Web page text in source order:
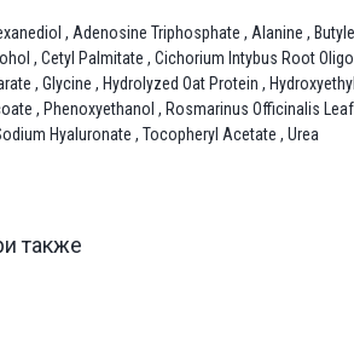
, Adenosine Triphosphate , Alanine ,
, Cetyl Palmitate , Cichorium Intybus Root
, Glycine , Hydrolyzed Oat Protein ,
, Phenoxyethanol , Rosmarinus Officinalis
Hyaluronate , Tocopheryl Acetate , Urea
также